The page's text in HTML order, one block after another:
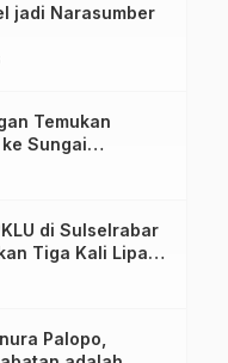
jadi Narasumber
Temukan
Sungai
di Sulselrabar
Tiga Kali Lipat
Palopo,